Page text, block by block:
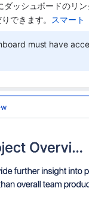
ッシュボードのリ
できます。 スマート
must have